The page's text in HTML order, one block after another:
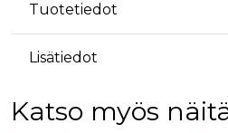
Tuotetiedot
Lisätiedot
Katso myös